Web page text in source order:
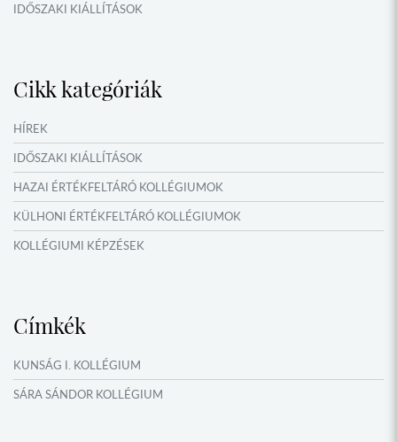
IDŐSZAKI KIÁLLÍTÁSOK
Cikk kategóriák
HÍREK
IDŐSZAKI KIÁLLÍTÁSOK
HAZAI ÉRTÉKFELTÁRÓ KOLLÉGIUMOK
KÜLHONI ÉRTÉKFELTÁRÓ KOLLÉGIUMOK
KOLLÉGIUMI KÉPZÉSEK
NYÁRI TÁBOROK
OKTATÁS, KULTÚRA
VERSENYEK, VETÉLKEDŐK
Címkék
KUNSÁG I. KOLLÉGIUM
SÁRA SÁNDOR KOLLÉGIUM